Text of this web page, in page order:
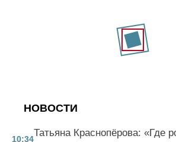
НОВОСТИ
10:34
Татьяна Краснопёрова: «Где